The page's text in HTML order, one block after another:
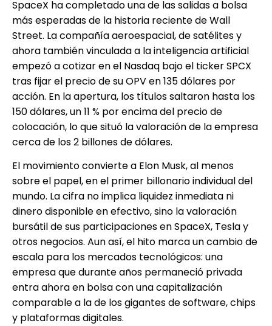
SpaceX ha completado una de las salidas a bolsa
más esperadas de la historia reciente de Wall
Street. La compañía aeroespacial, de satélites y
ahora también vinculada a la inteligencia artificial
empezó a cotizar en el Nasdaq bajo el ticker SPCX
tras fijar el precio de su OPV en 135 dólares por
acción. En la apertura, los títulos saltaron hasta los
150 dólares, un 11 % por encima del precio de
colocación, lo que situó la valoración de la empresa
cerca de los 2 billones de dólares.
El movimiento convierte a Elon Musk, al menos
sobre el papel, en el primer billonario individual del
mundo. La cifra no implica liquidez inmediata ni
dinero disponible en efectivo, sino la valoración
bursátil de sus participaciones en SpaceX, Tesla y
otros negocios. Aun así, el hito marca un cambio de
escala para los mercados tecnológicos: una
empresa que durante años permaneció privada
entra ahora en bolsa con una capitalización
comparable a la de los gigantes de software, chips
y plataformas digitales.